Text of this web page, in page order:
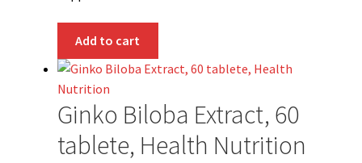
Add to cart
Ginko Biloba Extract, 60
tablete, Health Nutrition